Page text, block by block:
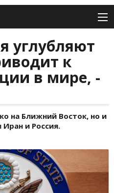
углубляют
к
в мире, -
на Ближний Восток, но и
Иран и Россия.